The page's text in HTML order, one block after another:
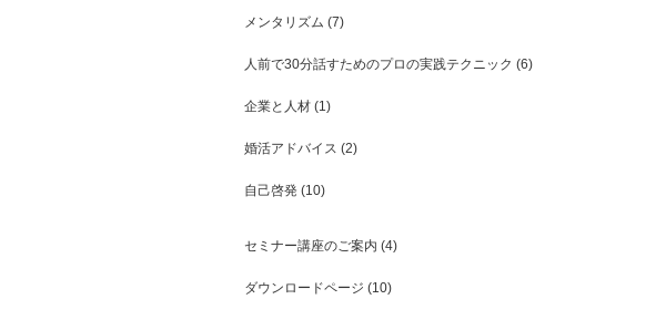
メンタリズム (7)
人前で30分話すためのプロの実践テクニック (6)
企業と人材 (1)
婚活アドバイス (2)
自己啓発 (10)
セミナー講座のご案内 (4)
ダウンロードページ (10)